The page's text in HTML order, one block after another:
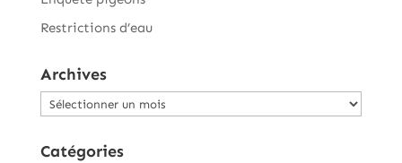
Restrictions d’eau
Archives
Archives
Catégories